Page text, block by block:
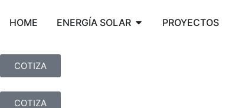
HOME ENERGÍA SOLAR PROYECTOS
COTIZA
COTIZA